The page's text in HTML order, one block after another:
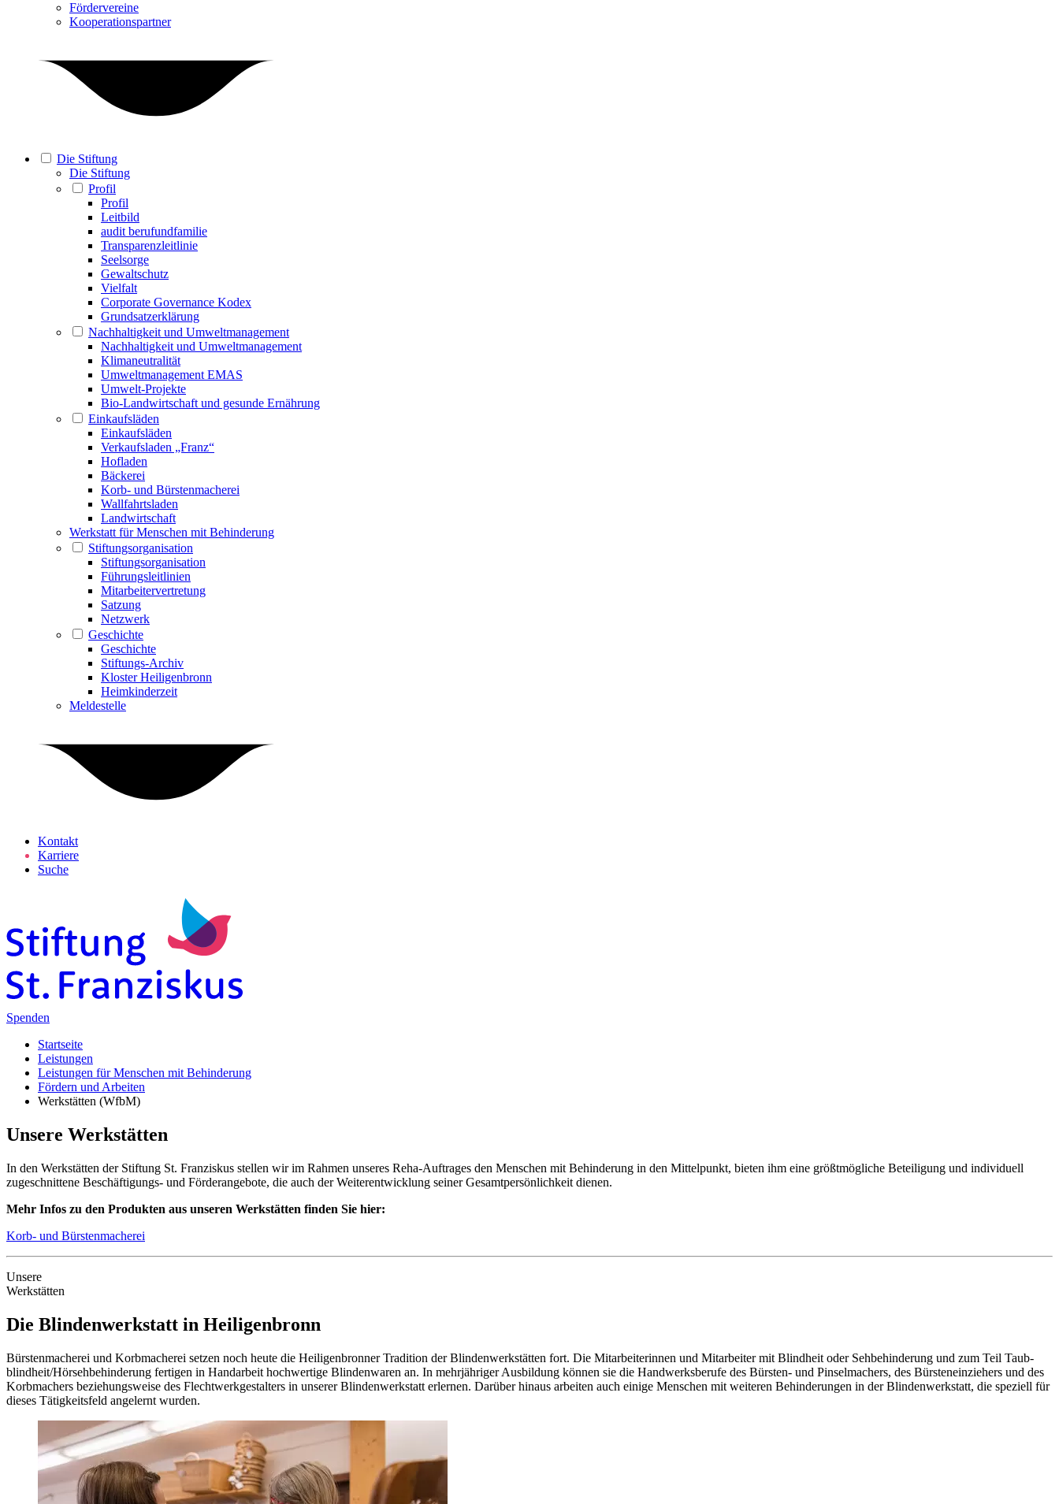
Fördervereine
Kooperationspartner
Die Stiftung
Die Stiftung
Profil
Profil
Leitbild
audit berufundfamilie
Transparenzleitlinie
Seelsorge
Gewaltschutz
Vielfalt
Corporate Governance Kodex
Grundsatzerklärung
Nachhaltigkeit und Umweltmanagement
Nachhaltigkeit und Umweltmanagement
Klimaneutralität
Umweltmanagement EMAS
Umwelt-Projekte
Bio-Landwirtschaft und gesunde Ernährung
Einkaufsläden
Einkaufsläden
Verkaufsladen „Franz“
Hofladen
Bäckerei
Korb- und Bürstenmacherei
Wallfahrtsladen
Landwirtschaft
Werkstatt für Menschen mit Behinderung
Stiftungsorganisation
Stiftungsorganisation
Führungsleitlinien
Mitarbeitervertretung
Satzung
Netzwerk
Geschichte
Geschichte
Stiftungs-Archiv
Kloster Heiligenbronn
Heimkinderzeit
Meldestelle
Kontakt
Karriere
Suche
Spenden
Startseite
Leistungen
Leistungen für Menschen mit Behinderung
Fördern und Arbeiten
Werkstätten (WfbM)
Unsere Werkstätten
In den Werkstätten der Stiftung St. Franziskus stellen wir im Rahmen unseres Reha-Auftrages den Menschen mit Behinderung in den Mittel­punkt, bieten ihm eine größt­mögliche Beteiligung und individuell
zugeschnittene Beschäftigungs- und Förder­angebote, die auch der Weiter­entwicklung seiner Gesamt­persönlichkeit dienen.
Mehr Infos zu den Produkten aus unseren Werkstätten finden Sie hier:
Korb- und Bürsten­macherei
Unsere
Werkstätten
Die Blinden­werkstatt in Heiligen­bronn
Bürsten­macherei und Korb­macherei setzen noch heute die Heiligenbronner Tradition der Blinden­werkstätten fort. Die Mitarbeiterinnen und Mitarbeiter mit Blindheit oder Seh­behinderung und zum Teil Taub­
blindheit/­Hörsehbehinderung fertigen in Hand­arbeit hochwertige Blinden­waren an. In mehrjähriger Ausbildung können sie die Handwerks­berufe des Bürsten- und Pinsel­machers, des Bürsten­einziehers und des
Korb­machers beziehungs­weise des Flecht­werk­gestalters in unserer Blinden­werkstatt erlernen. Darüber hinaus arbeiten auch einige Menschen mit weiteren Behinderungen in der Blinden­werkstatt, die speziell für
dieses Tätigkeits­feld angelernt wurden.